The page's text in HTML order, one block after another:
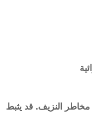
مخاطر النزيف. قد يثبط